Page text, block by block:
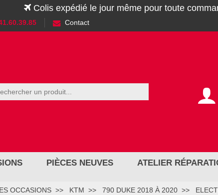
Colis expédié le jour même pour toute
Contact
PIÈCES NEUVES ATELIER
OCCASIONS KTM 790 DUKE 2018 À 2020